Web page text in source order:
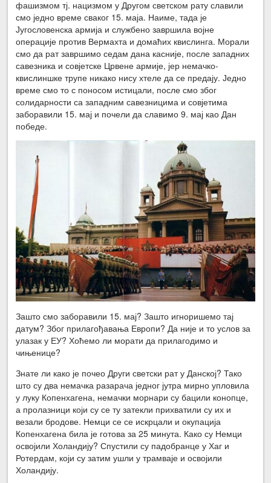
фашизмом тј. нацизмом у Другом светском рату славили
смо једно време сваког 15. маја. Наиме, тада је
Југословенска армија и службено завршила војне
операције против Вермахта и домаћих квислинга. Морали
смо да рат завршимо седам дана касније, после западних
савезника и совјетске Црвене армије, јер немачко-
квислиншке трупе никако нису хтеле да се предају. Једно
време смо то с поносом истицали, после смо због
солидарности са западним савезницима и совјетима
заборавили 15. мај и почели да славимо 9. мај као Дан
победе.
Зашто смо заборавили 15. мај? Зашто игноришемо тај
датум? Због прилагођавања Европи? Да није и то услов за
улазак у ЕУ? Хоћемо ли морати да прилагодимо и
чињенице?
Знате ли како је почео Други светски рат у Данској? Тако
што су два немачка разарача једног јутра мирно упловила
у луку Копенхагена, немачки морнари су бацили конопце,
а пролазници који су се ту затекли прихватили су их и
везали бродове. Немци се се искрцали и окупација
Копенхагена била је готова за 25 минута. Како су Немци
освојили Холандију? Спустили су падобранце у Хаг и
Ротердам, који су затим ушли у трамваје и освојили
Холандију.